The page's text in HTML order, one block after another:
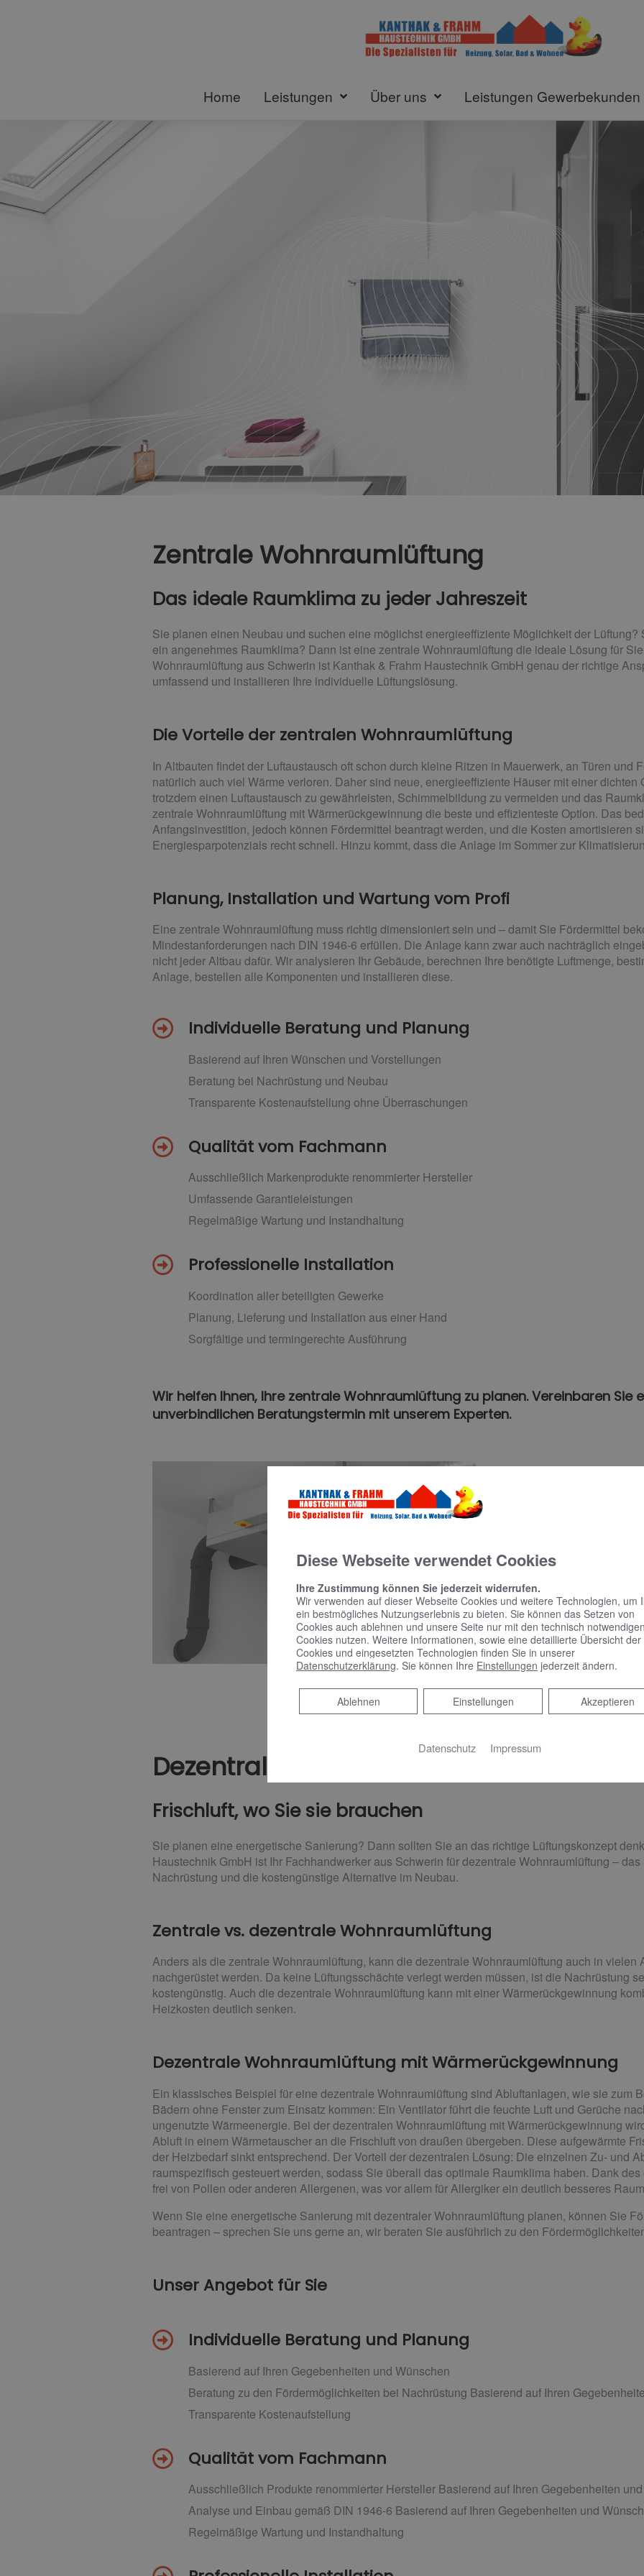
Home Leistungen Über uns Leistungen Gewerbekunden
Zentrale Wohnraumlüftung
Das ideale Raumklima zu jeder Jahreszeit
Sie planen einen Neubau und suchen eine möglichst energieeffiziente Möglichkeit der
ein angenehmes Raumklima? Dann ist eine zentrale Wohnraumlüftung die ideale Lösung für
Wohnraumlüftung aus Schwerin ist Kanthak & Frahm Haustechnik GmbH genau der richtige
umfassend und installieren Ihre individuelle Lüftungslösung.
Die Vorteile der zentralen Wohnraumlüftung
In Altbauten findet der Luftaustausch oft schon durch kleine Ritzen in Mauerwerk, an Türen und
natürlich auch viel Wärme verloren. Daher sind neue, energieeffiziente Häuser mit einer dichten
trotzdem einen Luftaustausch zu gewährleisten, Schimmelbildung zu vermeiden und das
zentrale Wohnraumlüftung mit Wärmerückgewinnung die beste und effizienteste Option. Das
Anfangsinvestition, jedoch können Fördermittel beantragt werden, und die Kosten amortisieren
Energiesparpotenzials recht schnell. Hinzu kommt, dass die Anlage im Sommer zur
Planung, Installation und Wartung vom Profi
Eine zentrale Wohnraumlüftung muss richtig dimensioniert sein und – damit Sie Fördermittel
Mindestanforderungen nach DIN 1946-6 erfüllen. Die Anlage kann zwar auch nachträglich
nicht jeder Altbau dafür. Wir analysieren Ihr Gebäude, berechnen Ihre benötigte Luftmenge,
Anlage, bestellen alle Komponenten und installieren diese.
Individuelle Beratung und Planung
Basierend auf Ihren Wünschen und Vorstellungen
Beratung bei Nachrüstung und Neubau
Transparente Kostenaufstellung ohne Überraschungen
Qualität vom Fachmann
Ausschließlich Markenprodukte renommierter Hersteller
Umfassende Garantieleistungen
Regelmäßige Wartung und Instandhaltung
Professionelle Installation
Koordination aller beteiligten Gewerke
Planung, Lieferung und Installation aus einer Hand
Sorgfältige und termingerechte Ausführung
Wir helfen Ihnen, Ihre zentrale Wohnraumlüftung zu planen. Vereinbaren Sie
unverbindlichen Beratungstermin mit unserem Experten.
Dezentrale Wohnraumlüftung
Frischluft, wo Sie sie brauchen
Sie planen eine energetische Sanierung? Dann sollten Sie an das richtige Lüftungskonzept
Haustechnik GmbH ist Ihr Fachhandwerker aus Schwerin für dezentrale Wohnraumlüftung –
Nachrüstung und die kostengünstige Alternative im Neubau.
Zentrale vs. dezentrale Wohnraumlüftung
Anders als die zentrale Wohnraumlüftung, kann die dezentrale Wohnraumlüftung auch in vielen
nachgerüstet werden. Da keine Lüftungsschächte verlegt werden müssen, ist die Nachrüstung
kostengünstig. Auch die dezentrale Wohnraumlüftung kann mit einer Wärmerückgewinnung
Heizkosten deutlich senken.
Dezentrale Wohnraumlüftung mit Wärmerückgewinnung
Ein klassisches Beispiel für eine dezentrale Wohnraumlüftung sind Abluftanlagen, wie sie zum
Bädern ohne Fenster zum Einsatz kommen: Ein Ventilator führt die feuchte Luft und Gerüche
ungenutzte Wärmeenergie. Bei der dezentralen Wohnraumlüftung mit Wärmerückgewinnung
Abluft in einem Wärmetauscher an die Frischluft von draußen übergeben. Diese aufgewärmte
der Heizbedarf sinkt entsprechend. Der Vorteil der dezentralen Lösung: Die einzelnen Zu- und
raumspezifisch gesteuert werden, sodass Sie überall das optimale Raumklima haben. Dank
frei von Pollen oder anderen Allergenen, was vor allem für Allergiker ein deutlich besseres
Wenn Sie eine energetische Sanierung mit dezentraler Wohnraumlüftung planen, können Sie
beantragen – sprechen Sie uns gerne an, wir beraten Sie ausführlich zu den
Unser Angebot für Sie
Individuelle Beratung und Planung
Basierend auf Ihren Gegebenheiten und Wünschen
Beratung zu den Fördermöglichkeiten bei Nachrüstung Basierend auf Ihren
Transparente Kostenaufstellung
Qualität vom Fachmann
Ausschließlich Produkte renommierter Hersteller Basierend auf Ihren Gegebenheiten
Analyse und Einbau gemäß DIN 1946-6 Basierend auf Ihren Gegebenheiten und
Regelmäßige Wartung und Instandhaltung
Diese Webseite verwendet Cookies
Ihre Zustimmung können Sie jederzeit widerrufen.
Wir verwenden auf dieser Webseite Cookies und weitere Technologien, um
ein bestmögliches Nutzungserlebnis zu bieten. Sie können das Setzen von
Cookies auch ablehnen und unsere Seite nur mit den technisch notwendigen
Cookies nutzen. Weitere Informationen, sowie eine detaillierte Übersicht der
Cookies und eingesetzten Technologien finden Sie in unserer
Datenschutzerklärung. Sie können Ihre Einstellungen jederzeit ändern.
Akzeptieren
Einstellungen
Ablehnen
Ablehnen
Datenschutz Impressum